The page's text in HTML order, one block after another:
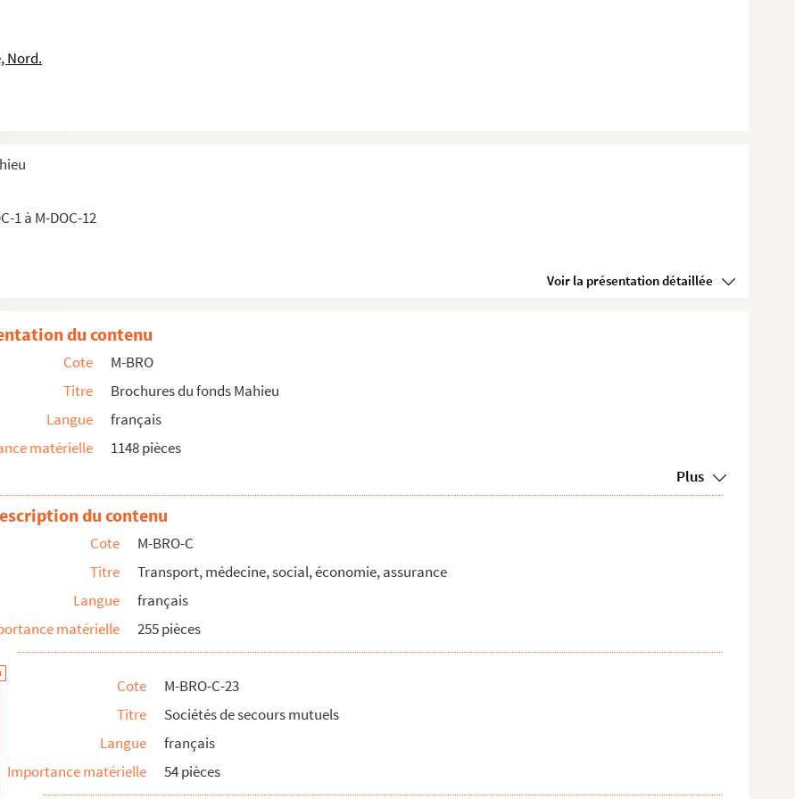
Nord.
1 à M-DOC-12
Voir la présentation détaillée
de la caisse des retraites (1878)
de l'arrondissement de Lille. Société de secours mutuels
de l'arrondissement de Lille. Assemblée générale du 2 octobre...
secours mutuels, règlement
secours mutuels et de pensions de retraites, pour les sections ...
secours et de retraite. Charbonnage d'Annoeullin
Huitième réunion de la société du Saint-Esprit, le 17 mai 187...
lilloise. Compte-rendu de l'assemblée générale du 2 mai ...
Compte-rendu de l'année 1908
lilloise 1861-1896
mutuels, typographique lilloise
mutuels, typographique lilloise
mutuels. Compte-rendu de l'année 1902
mutuels. Compte-rendu de l'année 1908
mutuels et de retraite. Compte-rendu de l'année 1909
mutuels et de retraite. Fêtes commémoratives du cinquanten...
lilloise. Procès verbal du XXVe anniversaire célébré à l'Hô...
surveillance de l'arrondissement de Lille
à vapeur du Nord
de Lille
du contenu
Cote
M-BRO
Titre
Brochures du fonds Mahieu
Langue
français
matérielle
1148 pièces
Plus
du contenu
Cote
M-BRO-C
Titre
Transport, médecine, social, économie, assurance
Langue
français
matérielle
255 pièces
Cote
M-BRO-C-23
Titre
Sociétés de secours mutuels
Langue
français
Importance matérielle
54 pièces